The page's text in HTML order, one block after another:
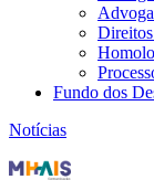
Direitos
Fundo dos
Notícias